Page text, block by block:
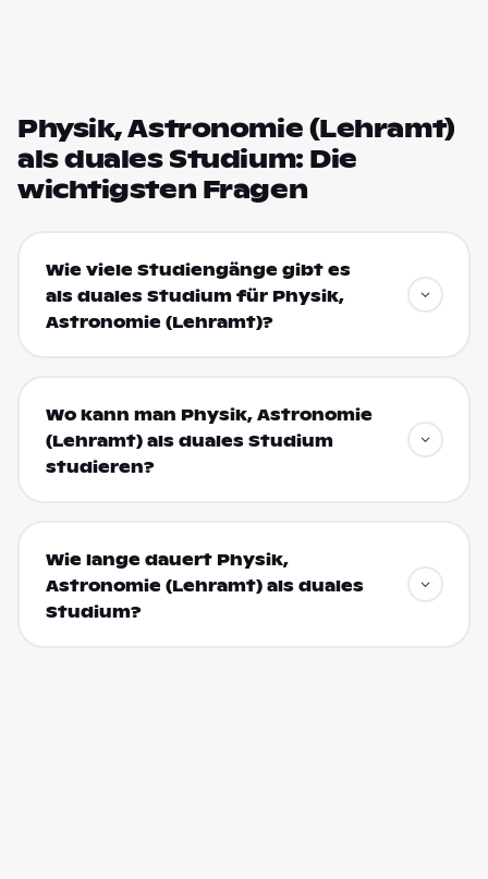
Physik, Astronomie (Lehramt)
als duales Studium: Die
wichtigsten Fragen
Wie viele Studiengänge gibt es
als duales Studium für Physik,
Astronomie (Lehramt)?
Wo kann man Physik, Astronomie
(Lehramt) als duales Studium
studieren?
Wie lange dauert Physik,
Astronomie (Lehramt) als duales
Studium?